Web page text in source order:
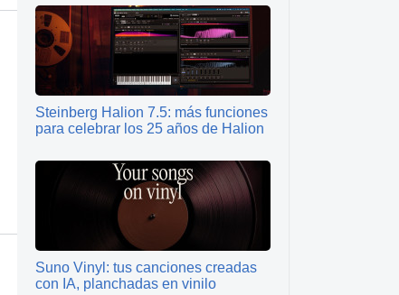
Steinberg Halion 7.5: más funciones
para celebrar los 25 años de Halion
Suno Vinyl: tus canciones creadas
con IA, planchadas en vinilo